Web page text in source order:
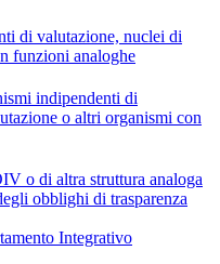
di valutazione, nuclei di
funzioni analoghe
indipendenti di
o altri organismi con
o di altra struttura analoga
obblighi di trasparenza
Integrativo